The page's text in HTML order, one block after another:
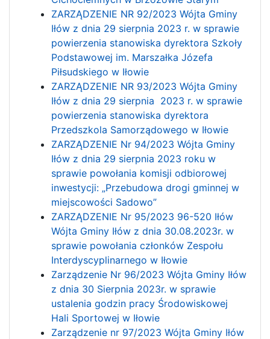
ZARZĄDZENIE NR 92/2023 Wójta Gminy
Iłów z dnia 29 sierpnia 2023 r. w sprawie
powierzenia stanowiska dyrektora Szkoły
Podstawowej im. Marszałka Józefa
Piłsudskiego w Iłowie
ZARZĄDZENIE NR 93/2023 Wójta Gminy
Iłów z dnia 29 sierpnia 2023 r. w sprawie
powierzenia stanowiska dyrektora
Przedszkola Samorządowego w Iłowie
ZARZĄDZENIE Nr 94/2023 Wójta Gminy
Iłów z dnia 29 sierpnia 2023 roku w
sprawie powołania komisji odbiorowej
inwestycji: „Przebudowa drogi gminnej w
miejscowości Sadowo”
ZARZĄDZENIE Nr 95/2023 96-520 Iłów
Wójta Gminy Iłów z dnia 30.08.2023r. w
sprawie powołania członków Zespołu
Interdyscyplinarnego w Iłowie
Zarządzenie Nr 96/2023 Wójta Gminy Iłów
z dnia 30 Sierpnia 2023r. w sprawie
ustalenia godzin pracy Środowiskowej
Hali Sportowej w Iłowie
Zarządzenie nr 97/2023 Wójta Gminy Iłów